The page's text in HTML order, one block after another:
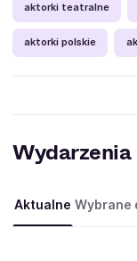
aktorki teatralne
aktorki polskie
Wydarzenia
Aktualne Wybrane